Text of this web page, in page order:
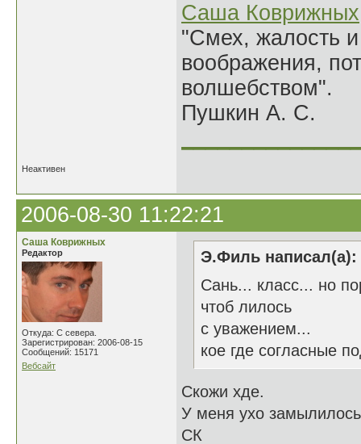
Саша Коврижных
"Смех, жалость
воображения,
волшебством".
Пушкин А. С.
Неактивен
2006-08-30 11:22:21
Саша Коврижных
Редактор
Откуда: С севера.
Зарегистрирован: 2006-08-15
Сообщений: 15171
Вебсайт
Э.Филь написал(а):
Сань... класс... но
чтоб лилось
с уважением...
кое где согласные
Скожи хде.
У меня ухо
СК